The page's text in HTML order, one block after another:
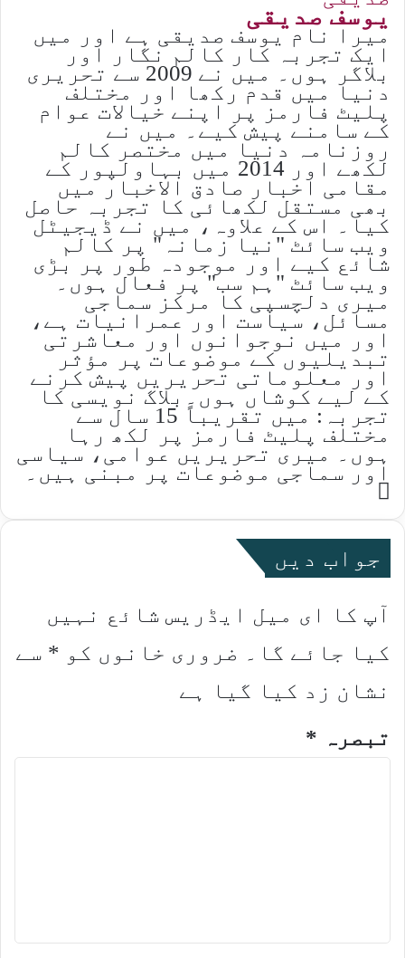
یوسف صدیقی
میرا نام یوسف صدیقی ہے اور میں
ایک تجربہ کار کالم نگار اور
بلاگر ہوں۔ میں نے 2009 سے تحریری
دنیا میں قدم رکھا اور مختلف
پلیٹ فارمز پر اپنے خیالات عوام
کے سامنے پیش کیے۔ میں نے
روزنامہ دنیا میں مختصر کالم
لکھے اور 2014 میں بہاولپور کے
مقامی اخبار صادق الاخبار میں
بھی مستقل لکھائی کا تجربہ حاصل
کیا۔ اس کے علاوہ، میں نے ڈیجیٹل
ویب سائٹ "نیا زمانہ" پر کالم
شائع کیے اور موجودہ طور پر بڑی
ویب سائٹ "ہم سب" پر فعال ہوں۔
میری دلچسپی کا مرکز سماجی
مسائل، سیاست اور عمرانیات ہے،
اور میں نوجوانوں اور معاشرتی
تبدیلیوں کے موضوعات پر مؤثر
اور معلوماتی تحریریں پیش کرنے
کے لیے کوشاں ہوں۔بلاگ نویسی کا
تجربہ: میں تقریباً 15 سال سے
مختلف پلیٹ فارمز پر لکھ رہا
ہوں۔ میری تحریریں عوامی، سیاسی
اور سماجی موضوعات پر مبنی ہیں۔
Website
جواب دیں
آپ کا ای میل ایڈریس شائع نہیں
کیا جائے گا۔
ضروری خانوں کو * سے
نشان زد کیا گیا ہے
تبصرہ *